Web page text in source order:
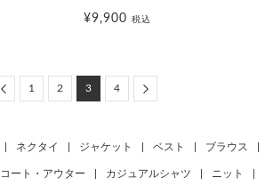
¥9,900 税込
Previous
1 2 3 4 Next
ネクタイ ジャケット ベスト ブラウス
コート・アウター カジュアルシャツ ニット